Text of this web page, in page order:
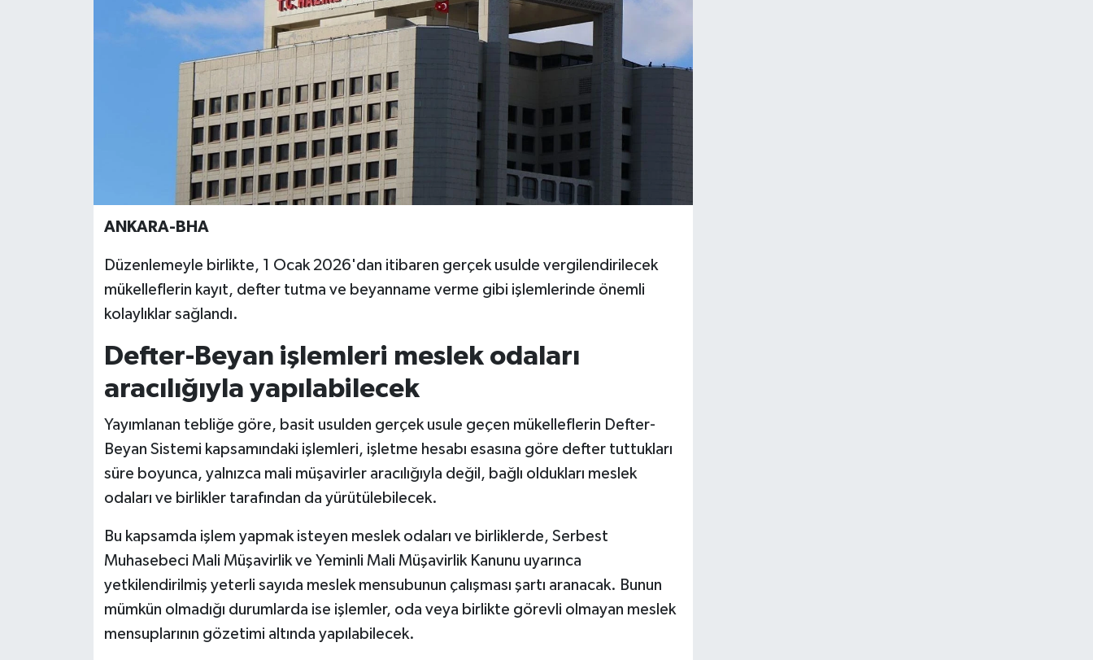
ANKARA-BHA
Düzenlemeyle birlikte, 1 Ocak 2026'dan itibaren gerçek usulde vergilendirilecek
mükelleflerin kayıt, defter tutma ve beyanname verme gibi işlemlerinde önemli
kolaylıklar sağlandı.
Defter-Beyan işlemleri meslek odaları
aracılığıyla yapılabilecek
Yayımlanan tebliğe göre, basit usulden gerçek usule geçen mükelleflerin Defter-
Beyan Sistemi kapsamındaki işlemleri, işletme hesabı esasına göre defter tuttukları
süre boyunca, yalnızca mali müşavirler aracılığıyla değil, bağlı oldukları meslek
odaları ve birlikler tarafından da yürütülebilecek.
Bu kapsamda işlem yapmak isteyen meslek odaları ve birliklerde, Serbest
Muhasebeci Mali Müşavirlik ve Yeminli Mali Müşavirlik Kanunu uyarınca
yetkilendirilmiş yeterli sayıda meslek mensubunun çalışması şartı aranacak. Bunun
mümkün olmadığı durumlarda ise işlemler, oda veya birlikte görevli olmayan meslek
mensuplarının gözetimi altında yapılabilecek.